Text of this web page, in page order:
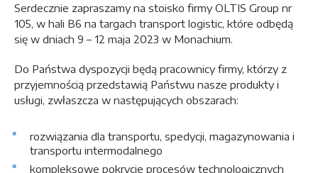
Serdecznie zapraszamy na stoisko firmy OLTIS Group nr
105, w hali B6 na targach transport logistic, które odbędą
się w dniach 9 – 12 maja 2023 w Monachium.
Do Państwa dyspozycji będą pracownicy firmy, którzy z
przyjemnością przedstawią Państwu nasze produkty i
usługi, zwłaszcza w następujących obszarach:
rozwiązania dla transportu, spedycji, magazynowania i
transportu intermodalnego
kompleksowe pokrycie procesów technologicznych